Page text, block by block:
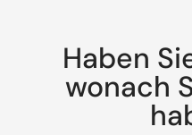
Haben
wonach